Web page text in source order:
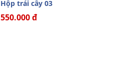
Hộp trái cây 03
550.000 đ